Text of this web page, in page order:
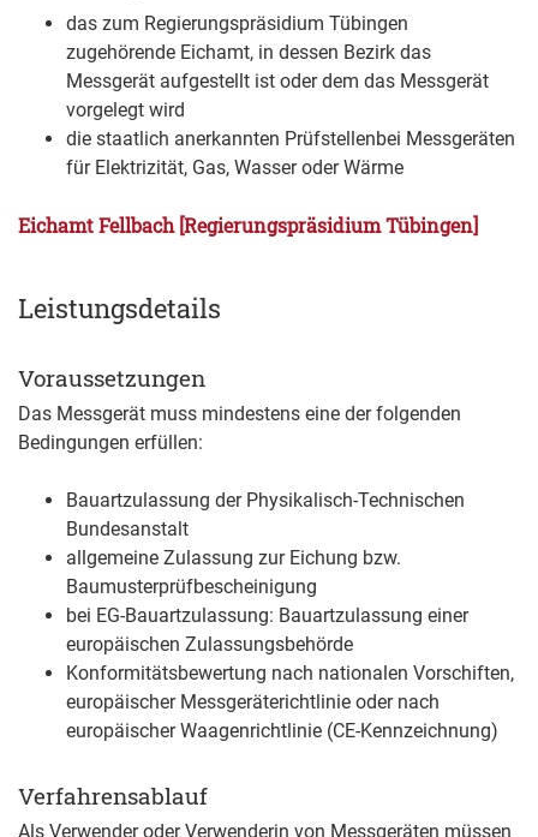
das zum Regierungspräsidium Tübingen
zugehörende Eichamt, in dessen Bezirk das
Messgerät aufgestellt ist oder dem das Messgerät
vorgelegt wird
die staatlich anerkannten Prüfstellenbei Messgeräten
für Elektrizität, Gas, Wasser oder Wärme
Eichamt Fellbach [Regierungspräsidium Tübingen]
Leistungsdetails
Voraussetzungen
Das Messgerät muss mindestens eine der folgenden
Bedingungen erfüllen:
Bauartzulassung der Physikalisch-Technischen
Bundesanstalt
allgemeine Zulassung zur Eichung bzw.
Baumusterprüfbescheinigung
bei EG-Bauartzulassung: Bauartzulassung einer
europäischen Zulassungsbehörde
Konformitätsbewertung nach nationalen Vorschiften,
europäischer Messgeräterichtlinie oder nach
europäischer Waagenrichtlinie (CE-Kennzeichnung)
Verfahrensablauf
Als Verwender oder Verwenderin von Messgeräten müssen